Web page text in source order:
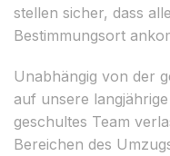
stellen sicher, dass
Bestimmungsort
Unabhängig von der
auf unsere
geschultes Team
Bereichen des